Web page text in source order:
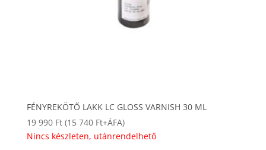
FÉNYREKÖTŐ LAKK LC GLOSS VARNISH 30 ML
19 990 Ft (15 740 Ft+ÁFA)
Nincs készleten, utánrendelhető